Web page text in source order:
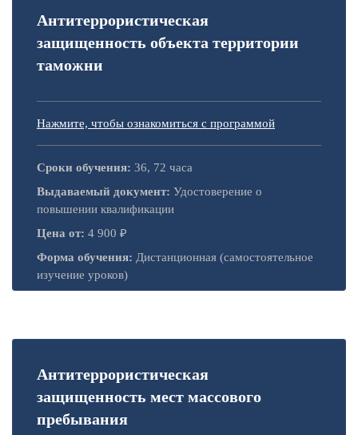
Антитеррористическая
защищенность объекта территории
таможни
Нажмите, чтобы ознакомиться с программой
Сроки обучения: 36, 72 часа
Выдаваемый документ: Удостоверение о
повышении квалификации
Цена от: 4 900 ₽
Форма обучения: Дистанционная (самостоятельное
изучение уроков)
Антитеррористическая
защищенность мест массового
пребывания